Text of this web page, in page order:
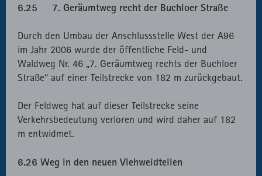
6.25 7. Geräumtweg recht der Buchloer Straße
Durch den Umbau der Anschlussstelle West der A96
im Jahr 2006 wurde der öffentliche Feld- und
Waldweg Nr. 46 „7. Geräumtweg rechts der Buchloer
Straße“ auf einer Teilstrecke von 182 m zurückgebaut.
Der Feldweg hat auf dieser Teilstrecke seine
Verkehrsbedeutung verloren und wird daher auf 182
m entwidmet.
6.26 Weg in den neuen Viehweidteilen